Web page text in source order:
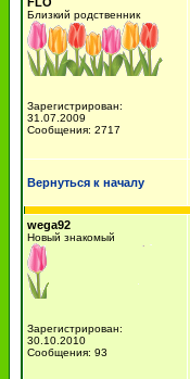
Близкий родственник
Зарегистрирован:
31.07.2009
Сообщения: 2717
Вернуться к началу
wega92
Новый знакомый
Зарегистрирован:
30.10.2010
Сообщения: 93